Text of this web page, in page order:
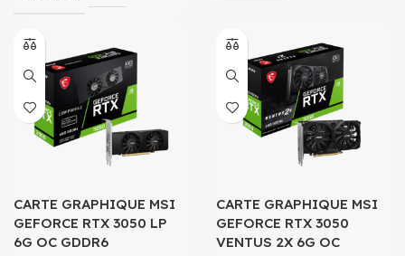
CARTE GRAPHIQUE MSI
GEFORCE RTX 3050 LP
6G OC GDDR6
CARTE GRAPHIQUE MSI
GEFORCE RTX 3050
VENTUS 2X 6G OC